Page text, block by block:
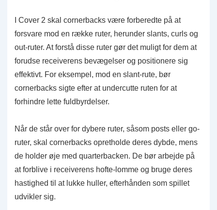
I Cover 2 skal cornerbacks være forberedte på at
forsvare mod en række ruter, herunder slants, curls og
out-ruter. At forstå disse ruter gør det muligt for dem at
forudse receiverens bevægelser og positionere sig
effektivt. For eksempel, mod en slant-rute, bør
cornerbacks sigte efter at undercutte ruten for at
forhindre lette fuldbyrdelser.
Når de står over for dybere ruter, såsom posts eller go-
ruter, skal cornerbacks opretholde deres dybde, mens
de holder øje med quarterbacken. De bør arbejde på
at forblive i receiverens hofte-lomme og bruge deres
hastighed til at lukke huller, efterhånden som spillet
udvikler sig.